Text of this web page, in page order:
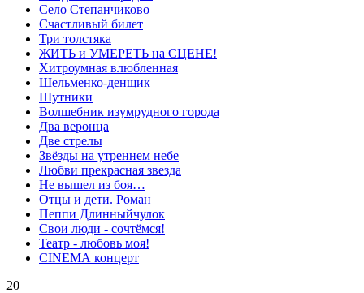
Село Степанчиково
Счастливый билет
Три толстяка
ЖИТЬ и УМЕРЕТЬ на СЦЕНЕ!
Хитроумная влюбленная
Шельменко-денщик
Шутники
Волшебник изумрудного города
Два веронца
Две стрелы
Звёзды на утреннем небе
Любви прекрасная звезда
Не вышел из боя…
Отцы и дети. Роман
Пеппи Длинныйчулок
Свои люди - сочтёмся!
Театр - любовь моя!
СINЕМА концерт
20